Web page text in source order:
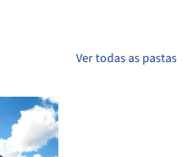
Ver todas as pastas